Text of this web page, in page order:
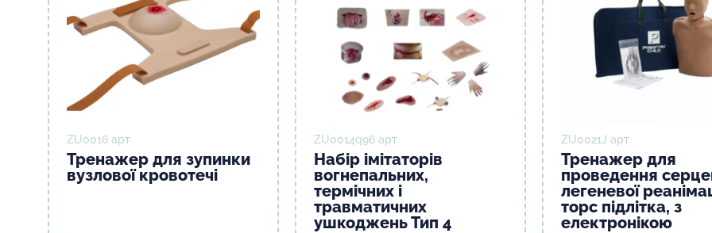
ZU0016 арт
Тренажер для зупинки
вузлової кровотечі
ZU0014q96 арт
Набір імітаторів
вогнепальних,
термічних і
травматичних
ушкоджень Тип 4
ZU0021J арт
Тренажер для
проведення
легеневої
торс підлітка, з
електронікою